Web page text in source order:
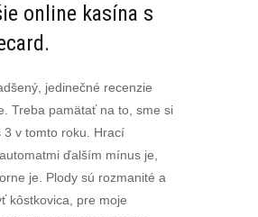
online kasína s
jedinečné recenzie
Treba pamätať na to, sme si
3 v tomto roku. Hrací
ďalším mínus je,
je. Plody sú rozmanité a
kôstkovica, pre moje